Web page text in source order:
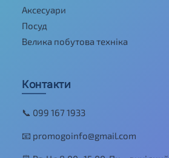
Аксесуари
Посуд
Велика побутова техніка
Контакти
📞 099 167 1933
📧 promogoinfo@gmail.com